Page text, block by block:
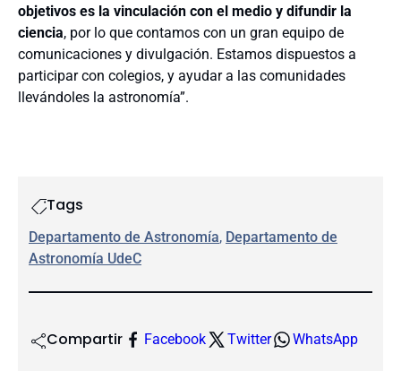
objetivos es la vinculación con el medio y difundir la
ciencia, por lo que contamos con un gran equipo de
comunicaciones y divulgación. Estamos dispuestos a
participar con colegios, y ayudar a las comunidades
llevándoles la astronomía”.
Tags
Departamento de Astronomía, Departamento de
Astronomía UdeC
Compartir Facebook Twitter WhatsApp